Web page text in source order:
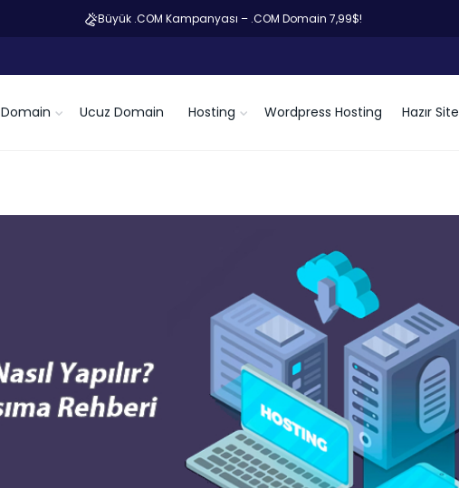
Büyük .COM Kampanyası – .COM Domain 7,99$!
Domain Ucuz Domain Hosting Wordpress Hosting Hazır Site